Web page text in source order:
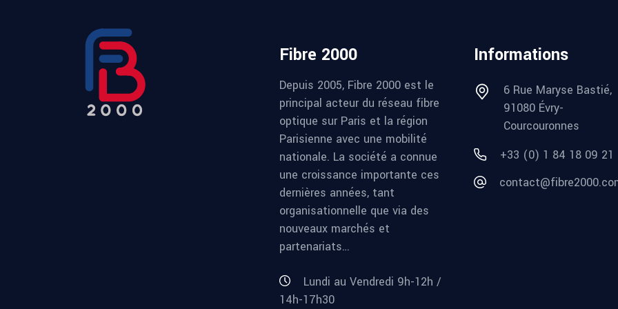
Fibre 2000
Depuis 2005, Fibre 2000 est le
principal acteur du réseau fibre
optique sur Paris et la région
Parisienne avec une mobilité
nationale. La société a connue
une croissance importante ces
dernières années, tant
organisationnelle que via des
nouveaux marchés et
partenariats…
Lundi au Vendredi 9h-12h /
14h-17h30
Informations
6 Rue Maryse Bastié,
91080 Évry-
Courcouronnes
+33 (0) 1 84 18 09 21